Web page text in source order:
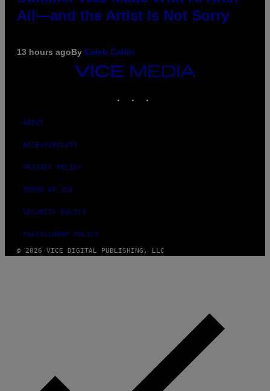
All—and the Artist Is Not Sorry
13 hours agoBy Caleb Catlin
VICE
MEDIA
ABOUT
ACCESSIBILITY
PRIVACY POLICY
TERMS OF USE
SECURITY POLICY
FULFILLMENT POLICY
© 2026 VICE DIGITAL PUBLISHING, LLC